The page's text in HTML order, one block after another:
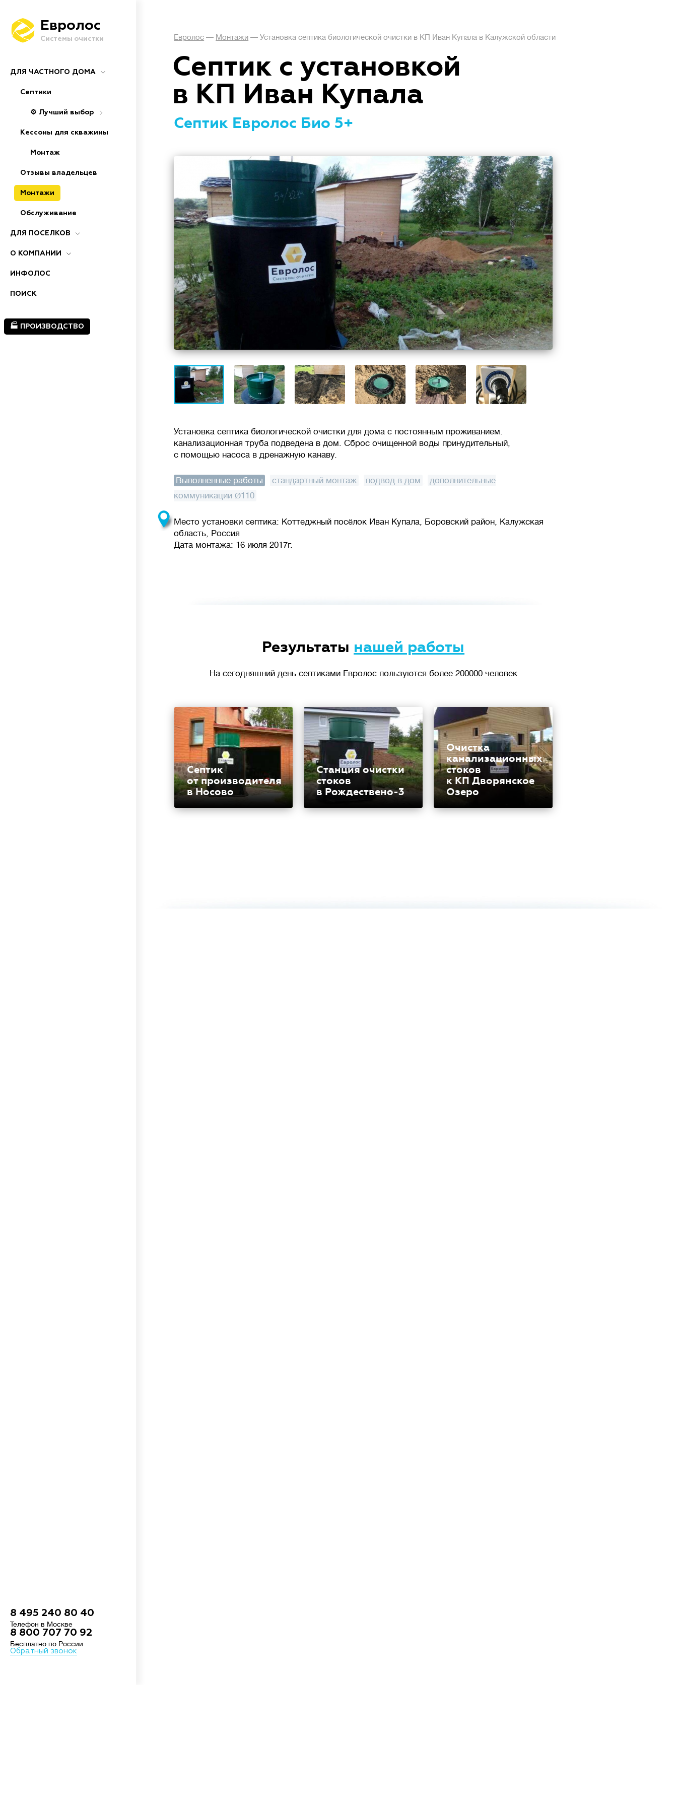
Евролос
Системы очистки
ДЛЯ ЧАСТНОГО ДОМА
Септики
⚙️ Лучший выбор
Кессоны для скважины
Монтаж
Отзывы владельцев
Монтажи
Обслуживание
ДЛЯ ПОСЕЛКОВ
О КОМПАНИИ
ИНФОЛОС
ПОИСК
🏭 ПРОИЗВОДСТВО
8 495 240 80 40
Телефон в Москве
8 800 707 70 92
Бесплатно по России
Обратный звонок
Евролос — Монтажи —Установка септика биологической очистки в КП Иван Купала в Калужской области
Септик с установкой
в КП Иван Купала
Септик Евролос Био 5+
Установка септика биологической очистки для дома с постоянным проживанием.
канализационная труба подведена в дом. Сброс очищенной воды принудительный,
с помощью насоса в дренажную канаву.
Выполненные работы стандартный монтаж подвод в дом
дополнительные
коммуникации Ø110
Место установки септика: Коттеджный посёлок Иван Купала, Боровский район, Калужская
область, Россия
Дата монтажа: 16 июля 2017г.
Результаты нашей работы
На сегодняшний день септиками Евролос пользуются более 200000 человек
Септик
от производителя
в Носово
Станция очистки
стоков
в Рождествено-3
Очистка
канализационных
стоков
к КП Дворянское
Озеро